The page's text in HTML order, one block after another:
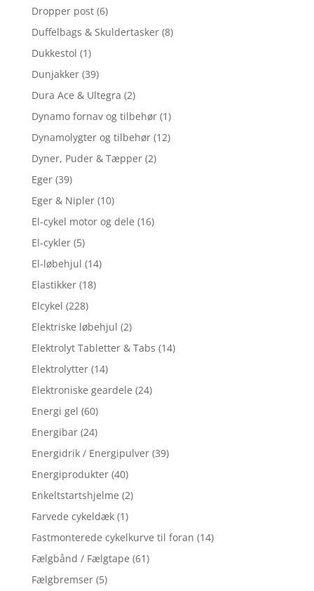
Dropper post (6)
Duffelbags & Skuldertasker (8)
Dukkestol (1)
Dunjakker (39)
Dura Ace & Ultegra (2)
Dynamo fornav og tilbehør (1)
Dynamolygter og tilbehør (12)
Dyner, Puder & Tæpper (2)
Eger (39)
Eger & Nipler (10)
El-cykel motor og dele (16)
El-cykler (5)
El-løbehjul (14)
Elastikker (18)
Elcykel (228)
Elektriske løbehjul (2)
Elektrolyt Tabletter & Tabs (14)
Elektrolytter (14)
Elektroniske geardele (24)
Energi gel (60)
Energibar (24)
Energidrik / Energipulver (39)
Energiprodukter (40)
Enkeltstartshjelme (2)
Farvede cykeldæk (1)
Fastmonterede cykelkurve til foran (14)
Fælgbånd / Fælgtape (61)
Fælgbremser (5)